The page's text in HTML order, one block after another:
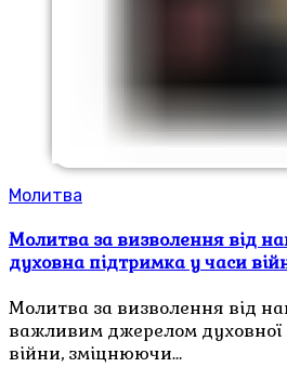
Молитва
Молитва за визволення від
духовна підтримка у часи
Молитва за визволення від
важливим джерелом духовної
війни, зміцнюючи…